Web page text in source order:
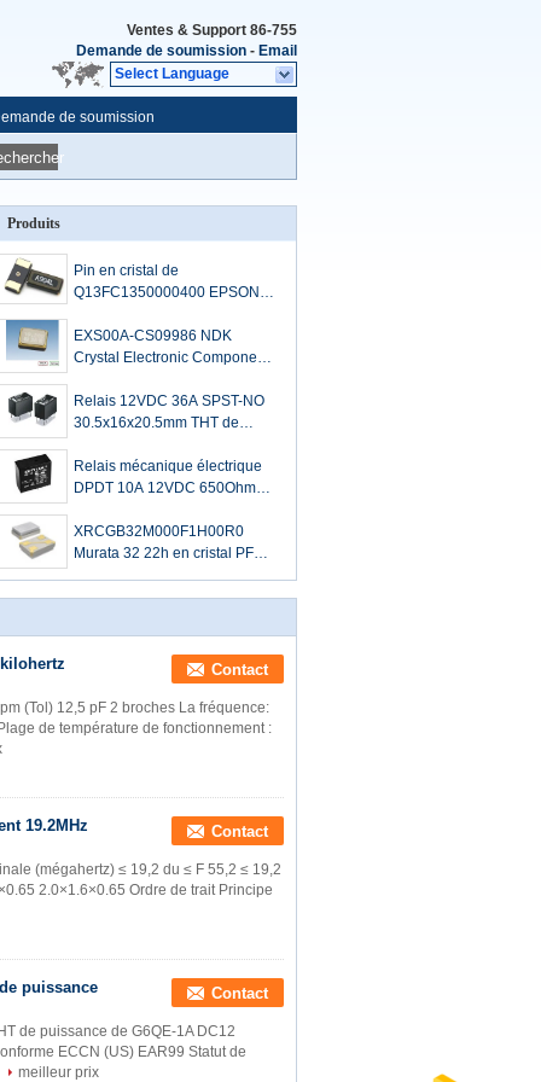
Ventes & Support 86-755
Demande de soumission - Email
Select Language
de soumission
Produits
Pin en cristal de
Q13FC1350000400 EPSON
12.5pF 2
EXS00A-CS09986 NDK
Crystal Electronic Component
SMD2016-4P
Relais 12VDC 36A SPST-NO
30.5x16x20.5mm THT de
OMRON
Relais mécanique électrique
DPDT 10A 12VDC 650Ohm
le trou
XRCGB32M000F1H00R0
Murata 32 22h en cristal PF
SMD T/R
Contact
(Tol) 12,5 pF 2 broches La fréquence:
de température de fonctionnement :
19.2MHz Contact
(mégahertz) ≤ 19,2 du ≤ F 55,2 ≤ 19,2
2.0×1.6×0.65 Ordre de trait Principe
puissance Contact
de puissance de G6QE-1A DC12
ECCN (US) EAR99 Statut de
meilleur prix